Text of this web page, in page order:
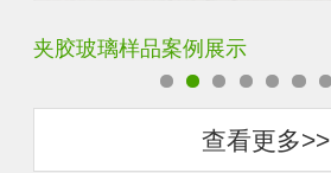
夹胶玻璃样品案例展示
查看更多>>